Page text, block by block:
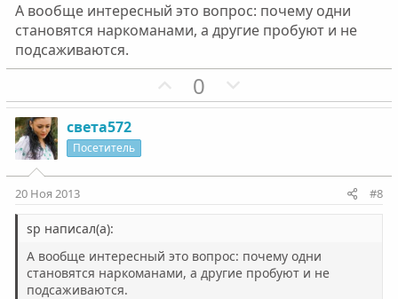
А вообще интересный это вопрос: почему одни
становятся наркоманами, а другие пробуют и не
подсаживаются.
П
о
т
ы
й
0
е
т
ы
й
света572
Посетитель
20 Ноя 2013 #8
sp написал(а):
А вообще интересный это вопрос: почему одни
становятся наркоманами, а другие пробуют и не
подсаживаются.